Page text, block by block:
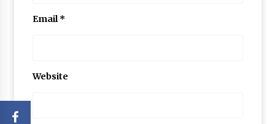
Email*
Website